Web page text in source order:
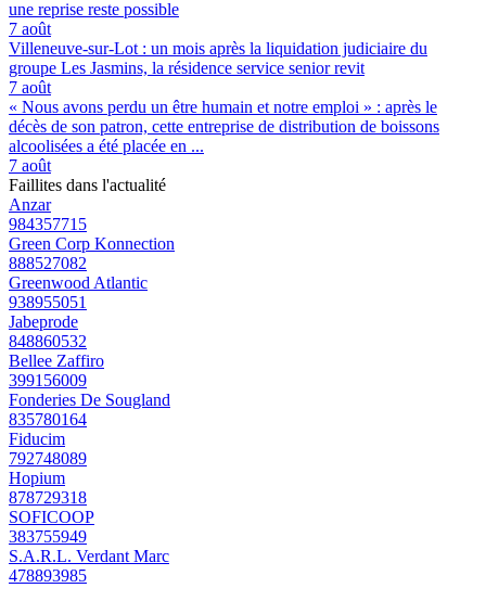
une reprise reste possible
7 août
Villeneuve-sur-Lot : un mois après la liquidation judiciaire du
groupe Les Jasmins, la résidence service senior revit
7 août
« Nous avons perdu un être humain et notre emploi » : après le
décès de son patron, cette entreprise de distribution de boissons
alcoolisées a été placée en ...
7 août
Faillites dans l'actualité
Anzar
984357715
Green Corp Konnection
888527082
Greenwood Atlantic
938955051
Jabeprode
848860532
Bellee Zaffiro
399156009
Fonderies De Sougland
835780164
Fiducim
792748089
Hopium
878729318
SOFICOOP
383755949
S.A.R.L. Verdant Marc
478893985